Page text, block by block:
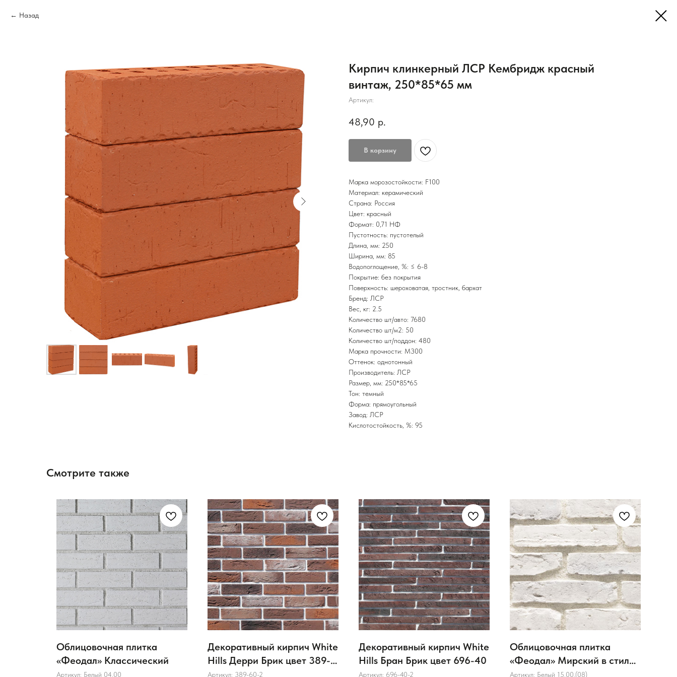
Назад
Кирпич клинкерный ЛСР Кембридж красный
винтаж, 250*85*65 мм
Артикул:
48,90 р.
В корзину
Марка морозостойкости: F100
Материал: керамический
Страна: Россия
Цвет: красный
Формат: 0,71 НФ
Пустотность: пустотелый
Длина, мм: 250
Ширина, мм: 85
Водопоглощение, %: ≤ 6-8
Покрытие: без покрытия
Поверхность: шероховатая, тростник, бархат
Бренд: ЛСР
Вес, кг: 2.5
Количество шт/авто: 7680
Количество шт/м2: 50
Количество шт/поддон: 480
Марка прочности: М300
Оттенок: однотонный
Производитель: ЛСР
Размер, мм: 250*85*65
Тон: темный
Форма: прямоугольный
Завод: ЛСР
Кислотостойкость, %: 95
Смотрите также
Облицовочная плитка
«Феодал» Классический
Артикул: Белый 04.00
Декоративный кирпич White
Hills Дерри Брик цвет 389-
60
Артикул: 389-60-2
Декоративный кирпич White
Hills Бран Брик цвет 696-40
Артикул: 696-40-2
Облицовочная плитка
«Феодал» Мирский в стиле
Лофт
Артикул: Белый 15.00.(08)